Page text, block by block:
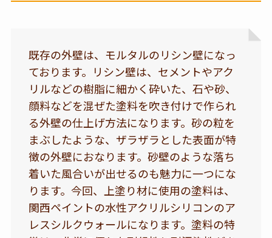
既存の外壁は、モルタルのリシン壁になっ
ております。リシン壁は、セメントやアク
リルなどの樹脂に細かく砕いた、石や砂、
顔料などを混ぜた塗料を吹き付けで作られ
る外壁の仕上げ方法になります。砂の粒を
まぶしたような、ザラザラとした表面が特
徴の外壁におなります。砂壁のような落ち
着いた風合いが出せるのも魅力に一つにな
ります。今回、上塗り材に使用の塗料は、
関西ペイントの水性アクリルシリコンのア
レスシルクウォールになります。塗料の特